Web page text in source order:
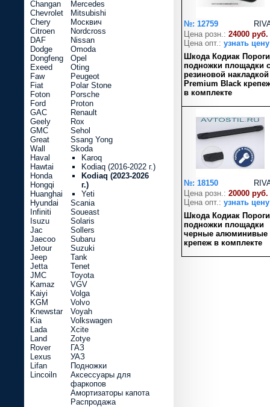
№: 12759
Цена розн.: 24000 руб.
Цена опт.: узнать цену
Шкода Кодиак Пороги
подножки площадки с
резиновой накладкой
Premium Black
в комплекте
№: 18150
Цена розн.: 20000 руб.
Цена опт.: узнать цену
Шкода Кодиак Пороги
подножки площадки
черные алюминивые
крепеж в комплекте
Changan
Chevrolet
Chery
Citroen
DAF
Dodge
Dongfeng
Exeed
Faw
Fiat
Foton
Ford
GAC
Geely
GMC
Great
Wall
Haval
Hawtai
Honda
Hongqi
Huanghai
Hyundai
Infiniti
Isuzu
Jac
Jaecoo
Jetour
Jeep
Jetta
JMC
Kamaz
Kaiyi
KGM
Knewstar
Kia
Lada
Land
Rover
Lexus
Lifan
Lincoiln
Mercedes
Mitsubishi
Москвич
Nordcross
Nissan
Omoda
Opel
Oting
Peugeot
Polar Stone
Porsche
Proton
Renault
Rox
Sehol
Ssang Yong
Skoda
Karoq
Kodiaq (2016-2022 г.)
Kodiaq (2023-2026
г.)
Yeti
Scania
Soueast
Solaris
Sollers
Subaru
Suzuki
Tank
Tenet
Toyota
VGV
Volga
Volvo
Voyah
Volkswagen
Xcite
Zotye
ГАЗ
УАЗ
Подножки
Аксессуары для
фаркопов
Амортизаторы капота
Распродажа